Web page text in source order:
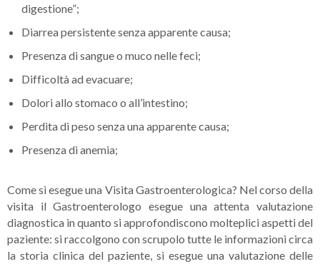
digestione”;
Diarrea persistente senza apparente causa;
Presenza di sangue o muco nelle feci;
Difficoltà ad evacuare;
Dolori allo stomaco o all’intestino;
Perdita di peso senza una apparente causa;
Presenza di anemia;
Come si esegue una Visita Gastroenterologica? Nel corso della
visita il Gastroenterologo esegue una attenta valutazione
diagnostica in quanto si approfondiscono molteplici aspetti del
paziente: si raccolgono con scrupolo tutte le informazioni circa
la storia clinica del paziente, si esegue una valutazione delle